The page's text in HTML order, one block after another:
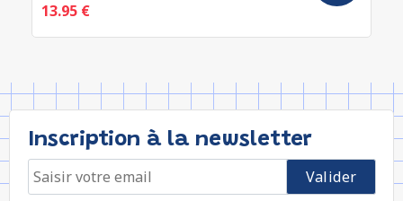
13.95 €
Inscription à la newsletter